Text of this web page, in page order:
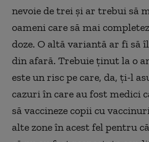
nevoie de trei şi ar trebui să
oameni care să mai
doze. O altă variantă ar fi să
din afară. Trebuie ţinut la o
este un risc pe care, da, ţi-l
cazuri în care au fost medici
să vaccineze copii cu
alte zone în acest fel pentru